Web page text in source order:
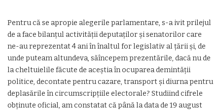
Pentru că se apropie alegerile parlamentare, s-a ivit prilejul
de a face bilanțul activității deputaților și senatorilor care
ne-au reprezentat 4 ani în înaltul for legislativ al țării și, de
unde puteam altundeva, săîncepem prezentările, dacă nu de
la cheltuielile făcute de aceștia în ocuparea demintății
politice, decontate pentru cazare, transport și diurna pentru
deplasările în circumscripțiile electorale? Studiind cifrele
obținute oficial, am constatat că până la data de 19 august